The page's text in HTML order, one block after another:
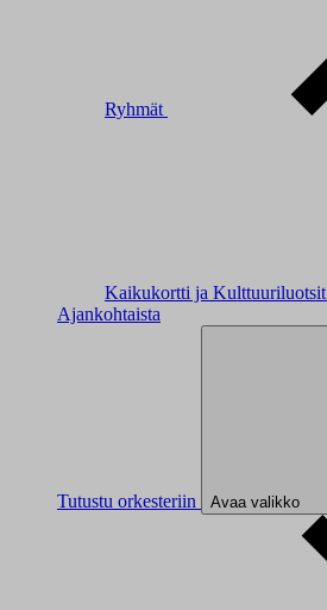
Ryhmät
Kaikukortti ja Kulttuuriluotsit
Ajankohtaista
Tutustu orkesteriin Avaa valikko